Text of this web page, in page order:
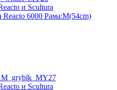
Reacto 6000 Рама:M(54cm)